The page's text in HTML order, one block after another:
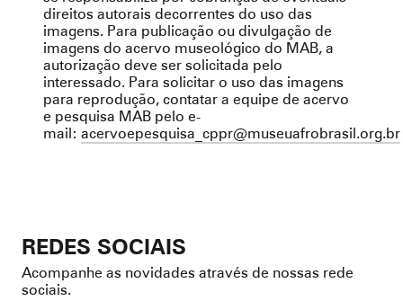
direitos autorais decorrentes do uso das
imagens. Para publicação ou divulgação de
imagens do acervo museológico do MAB, a
autorização deve ser solicitada pelo
interessado. Para solicitar o uso das imagens
para reprodução, contatar a equipe de acervo
e pesquisa MAB pelo e-
mail: acervoepesquisa_cppr@museuafrobrasil.org.br
REDES SOCIAIS
Acompanhe as novidades através de nossas rede
sociais.